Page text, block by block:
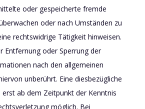
oder gespeicherte fremde
oder nach Umständen zu
rechtswidrige Tätigkeit hinweisen.
Entfernung oder Sperrung der
nach den allgemeinen
unberührt. Eine diesbezügliche
ab dem Zeitpunkt der Kenntnis
möglich. Bei